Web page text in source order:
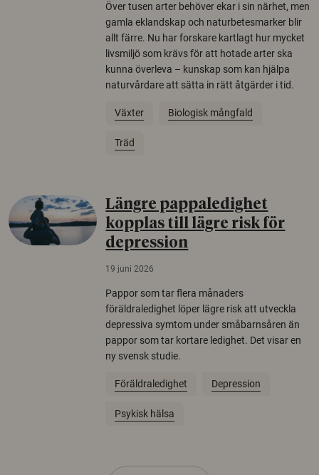
Över tusen arter behöver ekar i sin närhet, men
gamla eklandskap och naturbetesmarker blir
allt färre. Nu har forskare kartlagt hur mycket
livsmiljö som krävs för att hotade arter ska
kunna överleva – kunskap som kan hjälpa
naturvårdare att sätta in rätt åtgärder i tid.
Växter Biologisk mångfald
Träd
Längre pappaledighet
kopplas till lägre risk för
depression
19 juni 2026
Pappor som tar flera månaders
föräldraledighet löper lägre risk att utveckla
depressiva symtom under småbarnsåren än
pappor som tar kortare ledighet. Det visar en
ny svensk studie.
Föräldraledighet Depression
Psykisk hälsa